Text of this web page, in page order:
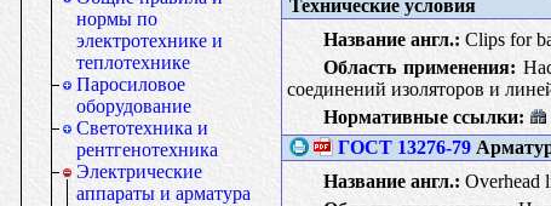
нормы по
электротехнике и
теплотехнике
Паросиловое
оборудование
Светотехника и
рентгенотехника
Электрические
аппараты и арматура
Технические условия
Название англ.: Clips for
Область применения:
соединений изоляторов и
Нормативные ссылки:
ГОСТ 13276-79
Название англ.: Overhead